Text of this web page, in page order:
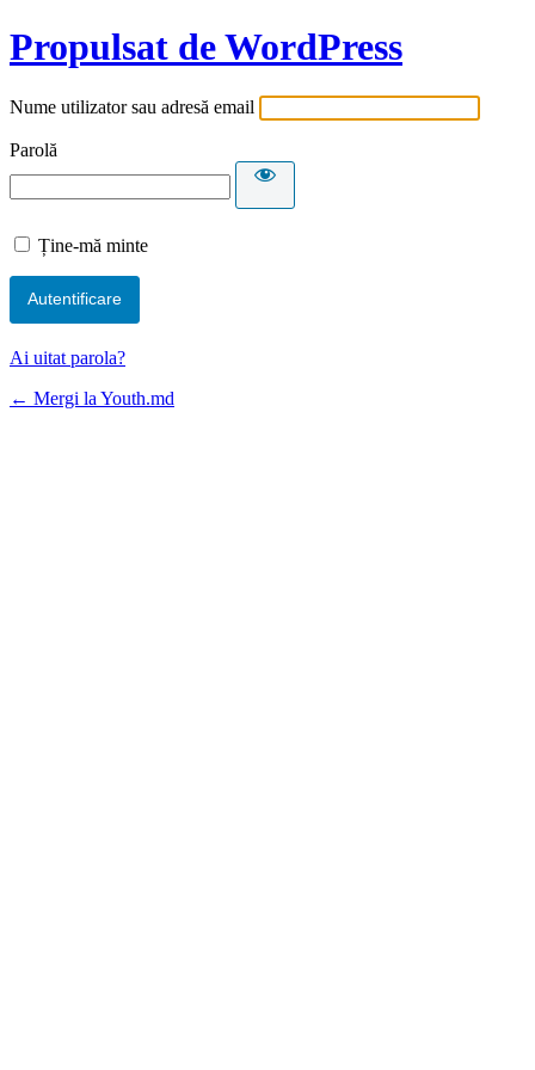
Propulsat de WordPress
Nume utilizator sau adresă email
Parolă
Ține-mă minte
Ai uitat parola?
← Mergi la Youth.md